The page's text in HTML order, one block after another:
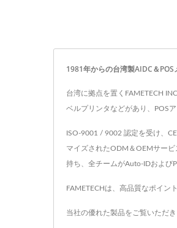
1981年からの台湾製AIDC＆
台湾に拠点を置くFAMETECH
ベルプリンタなどがあり、POS
ISO-9001 / 9002 認定を受け、
マイズされたODM＆OEMサー
持ち、全チームがAuto-IDおよび
FAMETECHは、高品質なポイン
当社の優れた製品をご覧いただ